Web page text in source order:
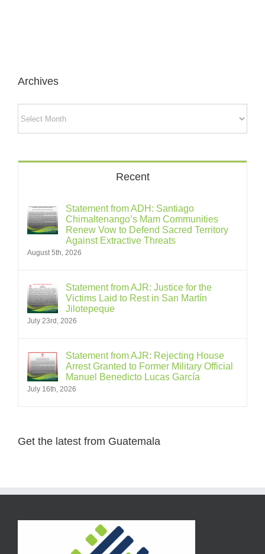
Archives
Recent
Statement from ADH: Santiago
Chimaltenango’s Mam Communities
Renew Vow to Defend Sacred Territory
Against Extractive Threats
August 5th, 2026
Statement from AJR: Justice for the
Victims Laid to Rest in San Martín
Jilotepeque
July 23rd, 2026
Statement from AJR: Rejecting House
Arrest Granted to Former Military Official
Manuel Benedicto Lucas García
July 16th, 2026
Get the latest from Guatemala